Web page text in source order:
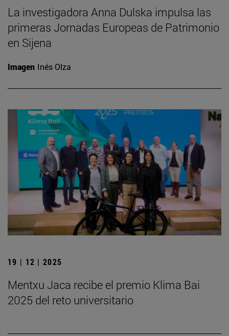
La investigadora Anna Dulska impulsa las
primeras Jornadas Europeas de Patrimonio
en Sijena
Imagen Inés Olza
19 | 12 | 2025
Mentxu Jaca recibe el premio Klima Bai
2025 del reto universitario